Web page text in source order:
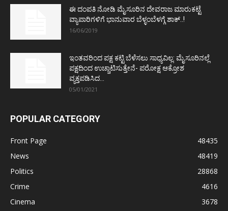
ಈ ದಂಪತಿ ನೋಡಿ ಮೈಸೂರಿನ ದೇವರಾಜ ಮಾರುಕಟ್ಟೆ
ವ್ಯಾಪಾರಿಗಳಿಗೆ ಭಾನುವಾರ ಬೆಳ್ಳಂಬೆಳಗ್ಗೆ ಶಾಕ್..!
16/06/2019
ಇಂತವರಿಂದ ಪಕ್ಷ ಕಟ್ಟಿ ಬೆಳೆಸಲು ಸಾಧ್ಯವಿಲ್ಲ: ಮೈಸೂರಿನಲ್ಲೆ
ಪಕ್ಷದಿಂದ ಉಚ್ಚಾಟಿಸುತ್ತೇನೆ- ಪರೋಕ್ಷ ಆಕ್ರೋಶ
ವ್ಯಕ್ತಪಡಿಸಿದ...
05/01/2021
POPULAR CATEGORY
Front Page
48435
News
48419
Politics
28868
Crime
4616
Cinema
3678